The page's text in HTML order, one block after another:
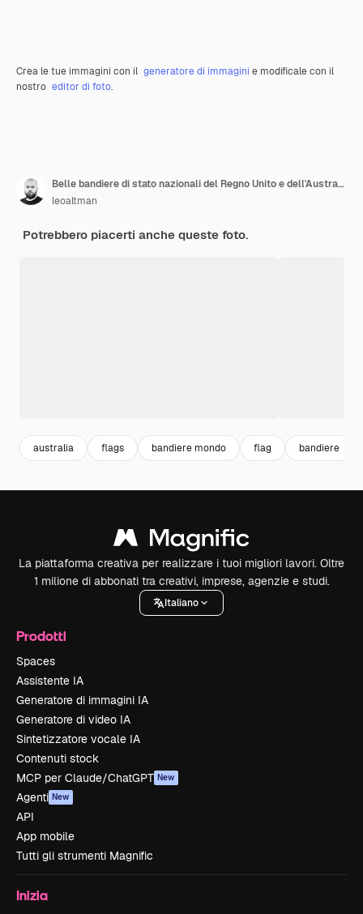
Crea le tue immagini con il generatore di immagini e modificale con il
nostro editor di foto.
Belle bandiere di stato nazionali del Regno Unito e dell'Australia insieme
leoaltman
Potrebbero piacerti anche queste foto.
australia flags bandiere mondo flag bandiere
La piattaforma creativa per realizzare i tuoi migliori lavori. Oltre
1 milione di abbonati tra creativi, imprese, agenzie e studi.
Italiano
Prodotti
Spaces
Assistente IA
Generatore di immagini IA
Generatore di video IA
Sintetizzatore vocale IA
Contenuti stock
MCP per Claude/ChatGPT New
Agenti New
API
App mobile
Tutti gli strumenti Magnific
Inizia